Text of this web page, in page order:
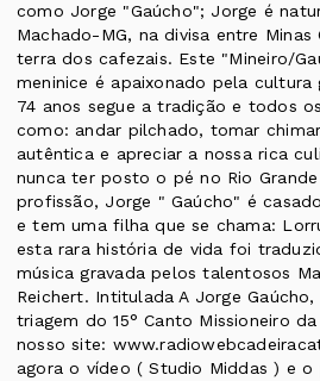
como Jorge "Gaúcho"; Jorge é
Machado-MG, na divisa entre Minas
terra dos cafezais. Este "Mineiro/
meninice é apaixonado pela cultura
74 anos segue a tradição e todos
como: andar pilchado, tomar
autêntica e apreciar a nossa rica
nunca ter posto o pé no Rio
profissão, Jorge " Gaúcho" é
e tem uma filha que se chama:
esta rara história de vida foi
música gravada pelos talentosos
Reichert. Intitulada A Jorge
triagem do 15° Canto Missioneiro
nosso site:
agora o vídeo ( Studio Middas ) e o